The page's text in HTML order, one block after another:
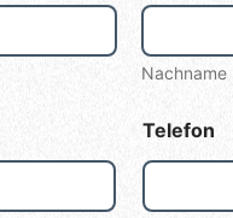
Nachname
Telefon